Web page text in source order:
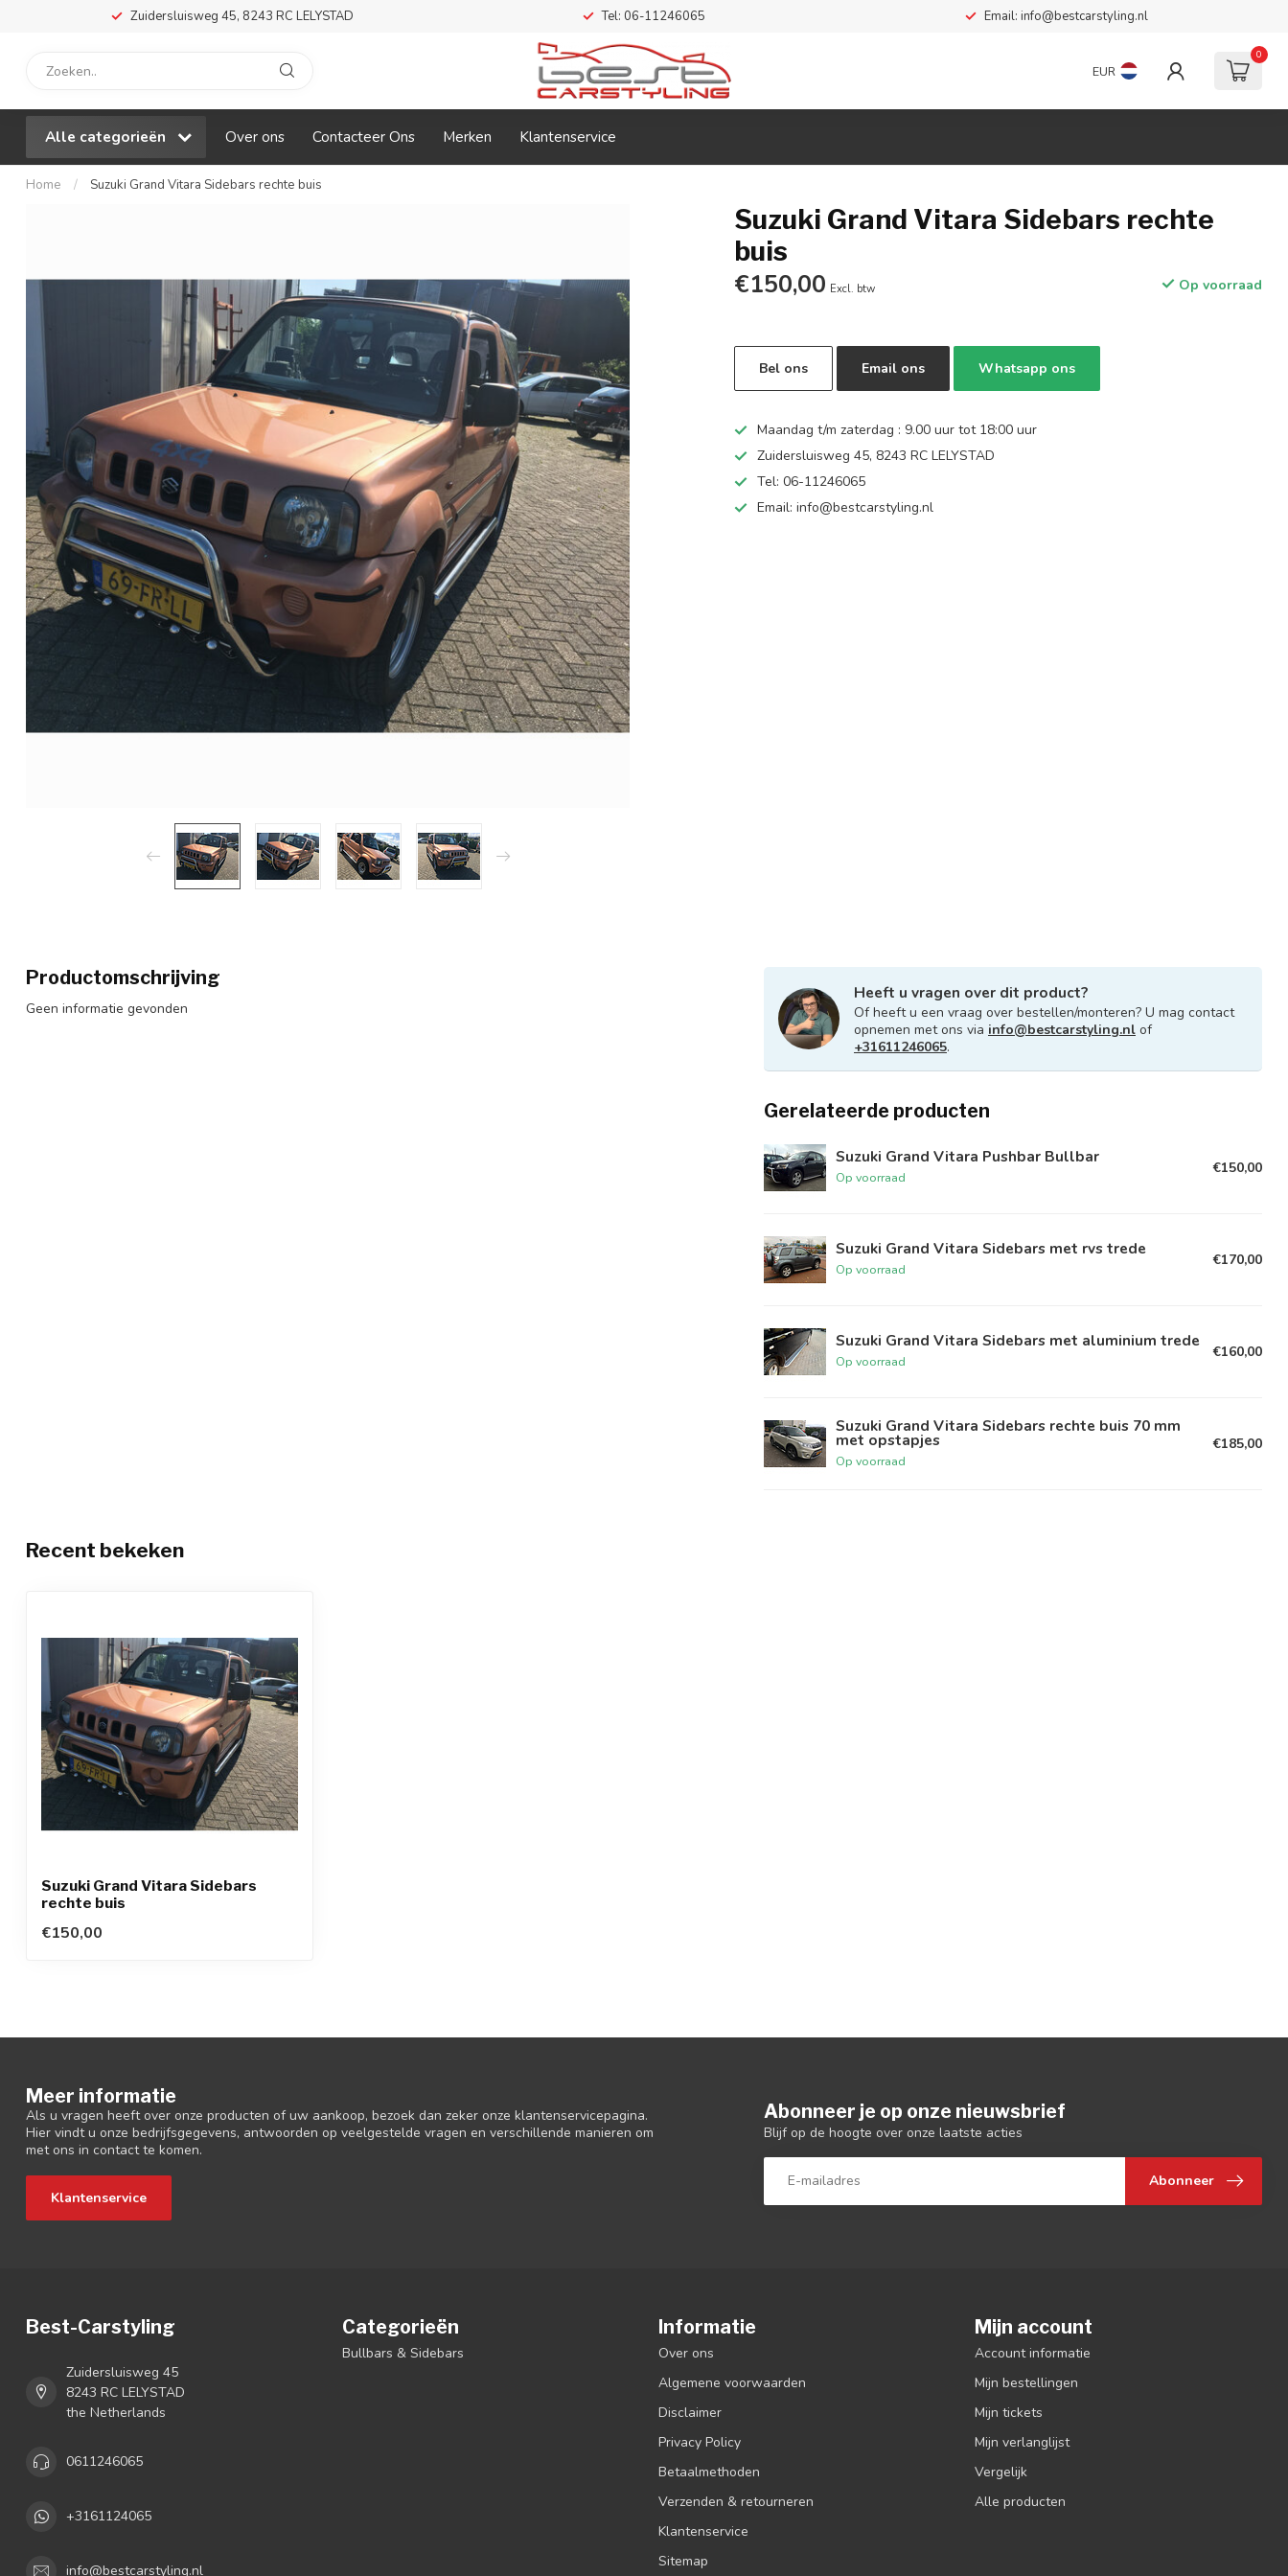
Zuidersluisweg 45, 8243 RC LELYSTAD Tel: 06-11246065 Email: info@bestcarstyling.nl
EUR
0
Alle categorieën Over ons Contacteer Ons Merken Klantenservice
Home / Suzuki Grand Vitara Sidebars rechte buis
Suzuki Grand Vitara Sidebars rechte
buis
€150,00 Excl. btw Op voorraad
Bel ons Email ons Whatsapp ons
Maandag t/m zaterdag : 9.00 uur tot 18:00 uur
Zuidersluisweg 45, 8243 RC LELYSTAD
Tel: 06-11246065
Email:info@bestcarstyling.nl
Productomschrijving
Geen informatie gevonden
Heeft u vragen over dit product?
Of heeft u een vraag over bestellen/monteren? U mag contact
opnemen met ons via info@bestcarstyling.nl of
+31611246065.
Gerelateerde producten
Suzuki Grand Vitara Pushbar Bullbar
Op voorraad
€150,00
Suzuki Grand Vitara Sidebars met rvs trede
Op voorraad
€170,00
Suzuki Grand Vitara Sidebars met aluminium trede
Op voorraad
€160,00
Suzuki Grand Vitara Sidebars rechte buis 70 mm
met opstapjes
Op voorraad
€185,00
Recent bekeken
Suzuki Grand Vitara Sidebars
rechte buis
€150,00
Meer informatie
Als u vragen heeft over onze producten of uw aankoop, bezoek dan zeker onze klantenservicepagina.
Hier vindt u onze bedrijfsgegevens, antwoorden op veelgestelde vragen en verschillende manieren om
met ons in contact te komen.
Klantenservice
Abonneer je op onze nieuwsbrief
Blijf op de hoogte over onze laatste acties
Abonneer
Best-Carstyling
Zuidersluisweg 45
8243 RC LELYSTAD
the Netherlands
0611246065
+3161124065
info@bestcarstyling.nl
Categorieën
Bullbars & Sidebars
Informatie
Over ons
Algemene voorwaarden
Disclaimer
Privacy Policy
Betaalmethoden
Verzenden & retourneren
Klantenservice
Sitemap
Mijn account
Account informatie
Mijn bestellingen
Mijn tickets
Mijn verlanglijst
Vergelijk
Alle producten